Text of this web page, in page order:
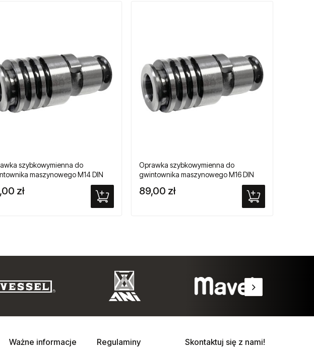
szybkowymienna do
maszynowego M14 DIN
zł
Oprawka szybkowymienna do
gwintownika maszynowego M16 DIN
89,00 zł
Ważne informacje Regulaminy Skontaktuj się z nami!